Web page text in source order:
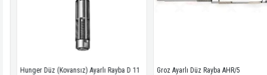
Hunger Düz (Kovansız) Ayarlı Rayba D 11 Groz Ayarlı Düz Rayba AHR/5